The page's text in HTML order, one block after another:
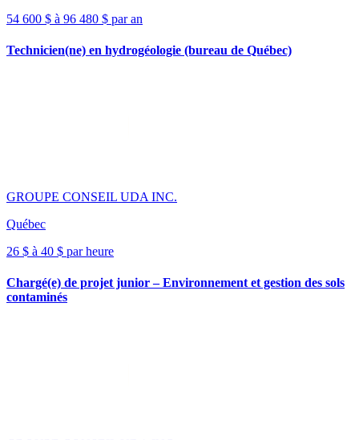
54 600 $ à 96 480 $ par an
Technicien(ne) en hydrogéologie (bureau de Québec)
GROUPE CONSEIL UDA INC.
Québec
26 $ à 40 $ par heure
Chargé(e) de projet junior – Environnement et gestion des sols
contaminés